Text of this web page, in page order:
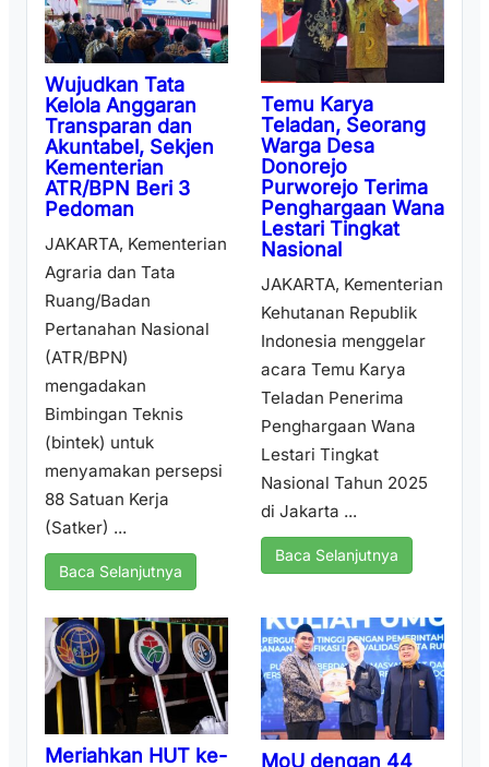
Wujudkan Tata
Kelola Anggaran
Transparan dan
Akuntabel, Sekjen
Kementerian
ATR/BPN Beri 3
Pedoman
JAKARTA, Kementerian
Agraria dan Tata
Ruang/Badan
Pertanahan Nasional
(ATR/BPN)
mengadakan
Bimbingan Teknis
(bintek) untuk
menyamakan persepsi
88 Satuan Kerja
(Satker) ...
Baca Selanjutnya
Temu Karya
Teladan, Seorang
Warga Desa
Donorejo
Purworejo Terima
Penghargaan Wana
Lestari Tingkat
Nasional
JAKARTA, Kementerian
Kehutanan Republik
Indonesia menggelar
acara Temu Karya
Teladan Penerima
Penghargaan Wana
Lestari Tingkat
Nasional Tahun 2025
di Jakarta ...
Baca Selanjutnya
Meriahkan HUT ke-
MoU dengan 44